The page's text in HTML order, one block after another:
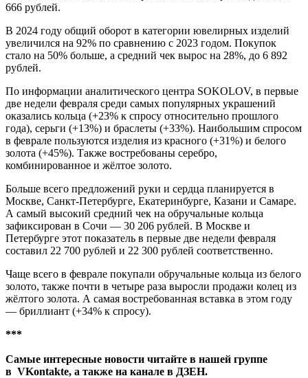
666 рублей.
В 2024 году общий оборот в категории ювелирных изделий
увеличился на 92% по сравнению с 2023 годом. Покупок
стало на 50% больше, а средний чек вырос на 28%, до 6 892
рублей.
По информации аналитического центра SOKOLOV, в первые
две недели февраля среди самых популярных украшений
оказались кольца (+23% к спросу относительно прошлого
года), серьги (+13%) и браслеты (+33%). Наибольшим спросом
в феврале пользуются изделия из красного (+31%) и белого
золота (+45%). Также востребованы серебро,
комбинированное и жёлтое золото.
Больше всего предложений руки и сердца планируется в
Москве, Санкт-Петербурге, Екатеринбурге, Казани и Самаре.
А самый высокий средний чек на обручальные кольца
зафиксирован в Сочи — 30 206 рублей. В Москве и
Петербурге этот показатель в первые две недели февраля
составил 22 700 рублей и 22 300 рублей соответственно.
Чаще всего в феврале покупали обручальные кольца из белого
золото, также почти в четыре раза выросли продажи колец из
жёлтого золота. А самая востребованная вставка в этом году
— бриллиант (+34% к спросу).
***
Самые интересные новости читайте в нашей группе
в VKontakte, а также на канале в ДЗЕН.